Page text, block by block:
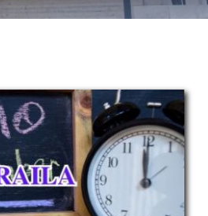
2030